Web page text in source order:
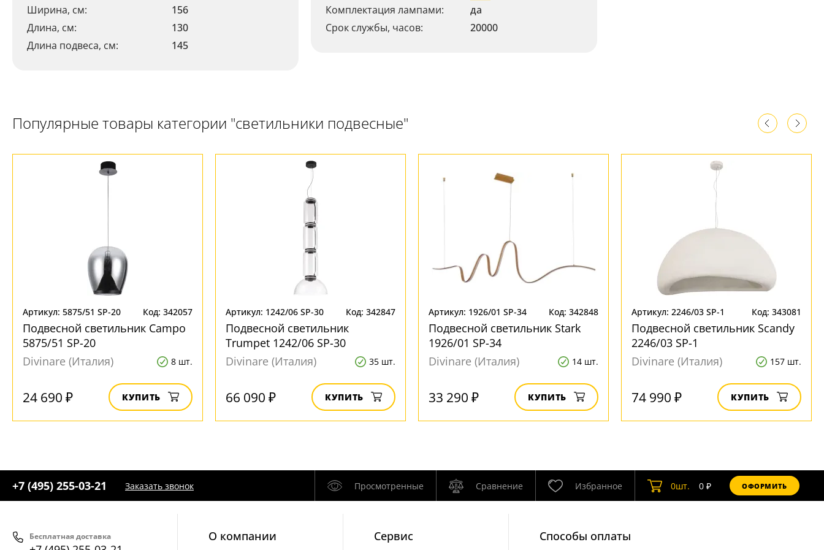
Ширина, см:
156
Длина, см:
130
Длина подвеса, см:
145
Комплектация лампами:
да
Срок службы, часов:
20000
Популярные товары категории "светильники подвесные"
Артикул: 5875/51 SP-20 Код: 342057
Подвесной светильник Campo
5875/51 SP-20
Divinare (Италия)
8 шт.
24 690 ₽ КУПИТЬ
Артикул: 1242/06 SP-30 Код: 342847
Подвесной светильник
Trumpet 1242/06 SP-30
Divinare (Италия)
35 шт.
66 090 ₽ КУПИТЬ
Артикул: 1926/01 SP-34 Код: 342848
Подвесной светильник Stark
1926/01 SP-34
Divinare (Италия)
14 шт.
33 290 ₽ КУПИТЬ
Артикул: 2246/03 SP-1 Код: 343081
Подвесной светильник Scandy
2246/03 SP-1
Divinare (Италия)
157 шт.
74 990 ₽ КУПИТЬ
+7 (495) 255-03-21 Заказать звонок Просмотренные Сравнение Избранное 0шт. 0₽ ОФОРМИТЬ
Бесплатная доставка О компании Cервис Способы оплаты